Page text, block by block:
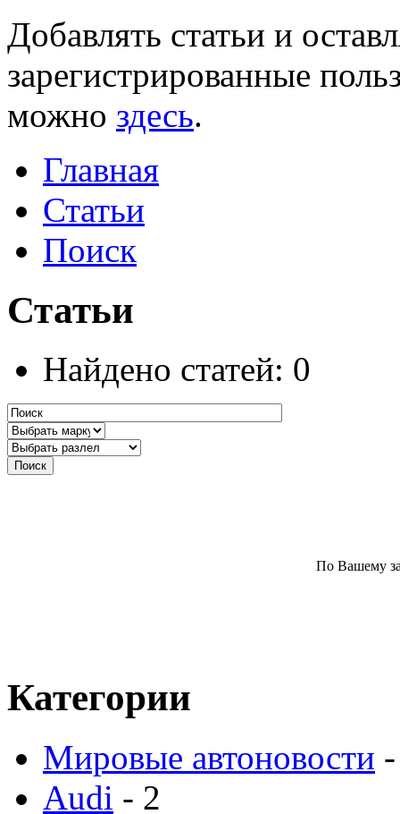
Добавлять статьи и
зарегистрированные
можно здесь.
Главная
Статьи
Поиск
Статьи
Найдено статей: 0
По Вашему
Категории
Мировые автоновости
Audi - 2